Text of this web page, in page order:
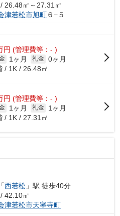
26.48㎡～27.31㎡
津若松市旭町６−５
円 (管理費等：- )
1ヶ月 礼金 0ヶ月
/ 1K / 26.48㎡
円 (管理費等：- )
1ヶ月 礼金
1ヶ月
/ 1K / 27.31㎡
「西若松 」駅 徒歩40分
42.10㎡
津若松市天寧寺町